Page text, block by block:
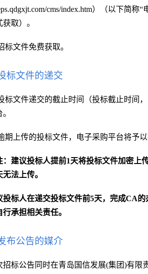
cms/index.htm）（以下简称“
取）。
标文件免费获取。
标文件的递交
标文件递交的截止时间（投标截止时间
期上传的投标文件，电子采购平台将予
：建议投标人提前1天将投标文件加密上
法上传。
投标人在递交投标文件前5天，完成CA的
承担相关责任。
布公告的媒介
招标公告同时在青岛国信发展(集团)有限